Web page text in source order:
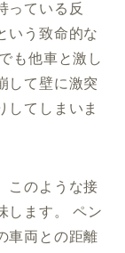
っている反
いう致命的な
も他車と激し
して壁に激突
してしまいま
このような接
します。 ペン
車両との距離